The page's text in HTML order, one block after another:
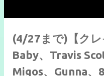
(4/27まで)【ク
Baby、Travis
Migos、Gunna